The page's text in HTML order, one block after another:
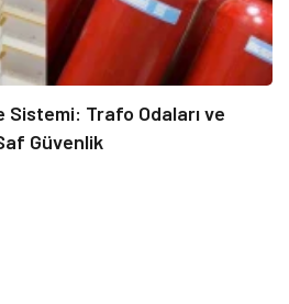
Sistemi: Trafo Odaları ve
Güvenlik